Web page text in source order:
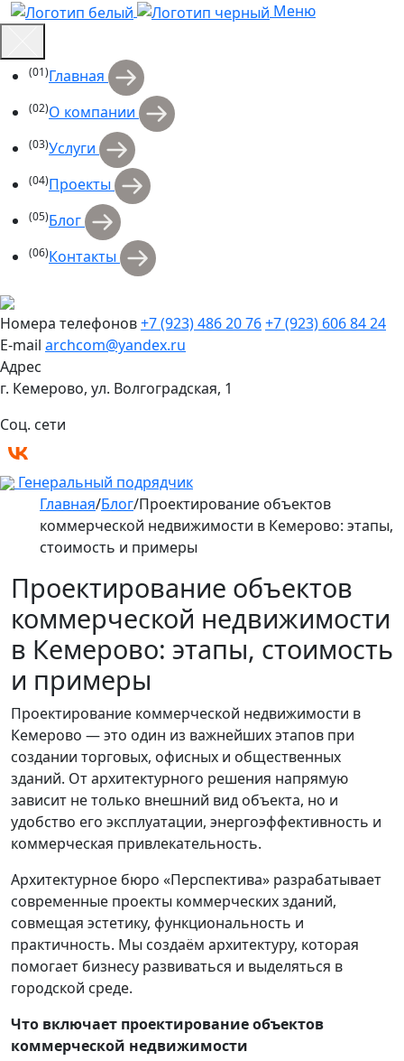
Меню
(01)Главная
(02)О компании
(03)Услуги
(04)Проекты
(05)Блог
(06)Контакты
Номера телефонов+7 (923) 486 20 76+7 (923) 606 84 24
E-mail archcom@yandex.ru
Адрес
г. Кемерово, ул. Волгоградская, 1
Соц. сети
Генеральный подрядчик
Главная/Блог/Проектирование объектов
коммерческой недвижимости в Кемерово: этапы,
стоимость и примеры
Проектирование объектов
коммерческой недвижимости
в Кемерово: этапы, стоимость
и примеры
Проектирование коммерческой недвижимости в
Кемерово — это один из важнейших этапов при
создании торговых, офисных и общественных
зданий. От архитектурного решения напрямую
зависит не только внешний вид объекта, но и
удобство его эксплуатации, энергоэффективность и
коммерческая привлекательность.
Архитектурное бюро «Перспектива» разрабатывает
современные проекты коммерческих зданий,
совмещая эстетику, функциональность и
практичность. Мы создаём архитектуру, которая
помогает бизнесу развиваться и выделяться в
городской среде.
Что включает проектированиеобъектов
коммерческой недвижимости